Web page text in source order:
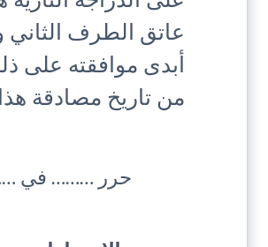
عاتق الطرف الثاني
أبدى موافقته على
من تاريخ مصادقة
حرر ……… في